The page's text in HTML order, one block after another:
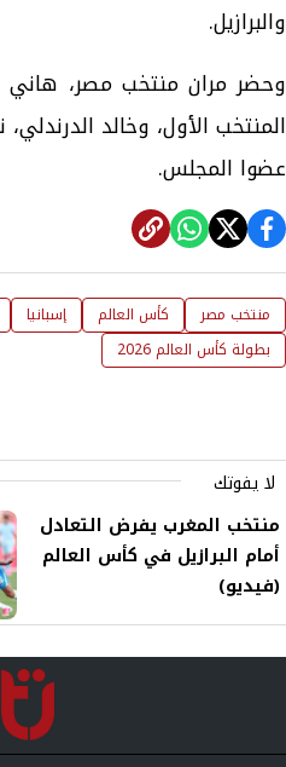
والبرازيل.
وحضر مران منتخب مصر، هاني
المنتخب الأول، وخالد
عضوا المجلس.
منتخب مصر كأس العالم إسبانيا
بطولة كأس العالم 2026
لا يفوتك
منتخب المغرب يفرض التعادل
أمام البرازيل في كأس العالم
(فيديو)